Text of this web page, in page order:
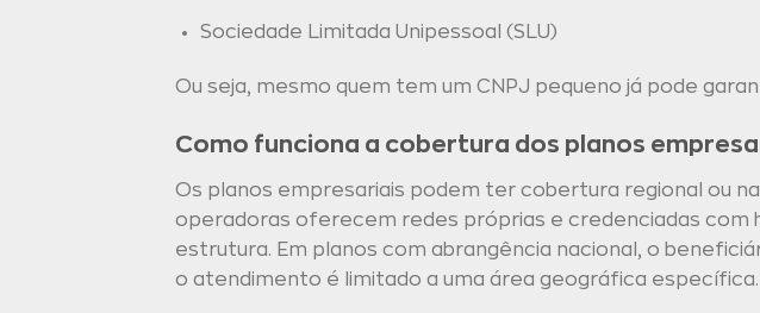
Sociedade Limitada Unipessoal (SLU)
Ou seja, mesmo quem tem um CNPJ pequeno já pode
Como funciona a cobertura dos planos
Os planos empresariais podem ter cobertura regional ou
operadoras oferecem redes próprias e credenciadas com
estrutura. Em planos com abrangência nacional, o
o atendimento é limitado a uma área geográfica específica.